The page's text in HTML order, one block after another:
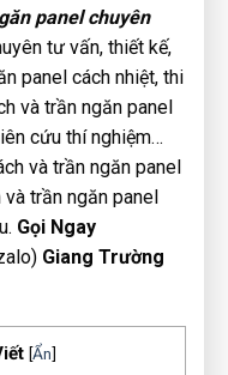
panel chuyên
tư vấn, thiết kế,
panel cách nhiệt, thi
và trần ngăn panel
cứu thí nghiệm…
và trần ngăn panel
trần ngăn panel
Gọi Ngay
Giang Trường
[Ẩn]